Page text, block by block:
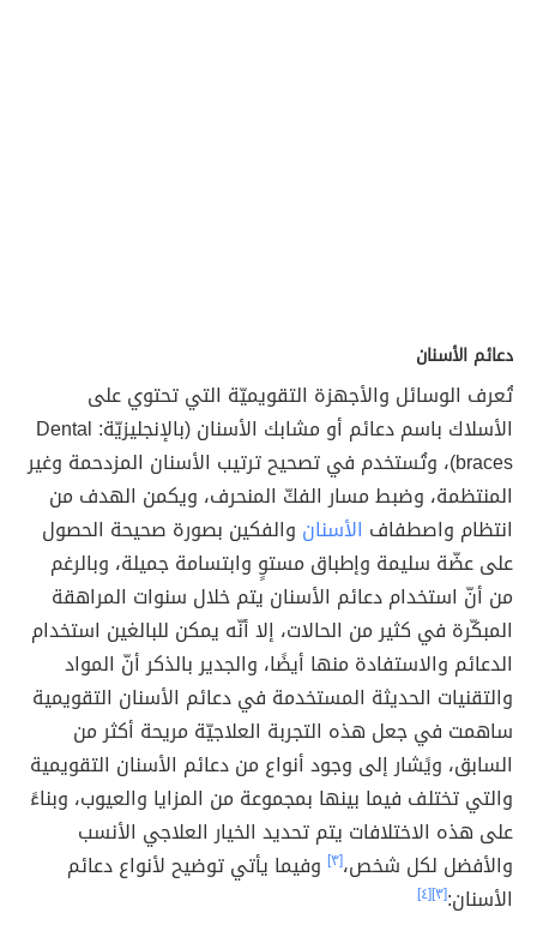
دعائم الأسنان
تُعرف الوسائل والأجهزة التقويميّة التي تحتوي على
الأسلاك باسم دعائم أو مشابك الأسنان (بالإنجليزيّة: Dental
braces)، وتُستخدم في تصحيح ترتيب الأسنان المزدحمة وغير
المنتظمة، وضبط مسار الفكّ المنحرف، ويكمن الهدف من
انتظام واصطفاف الأسنان والفكين بصورة صحيحة الحصول
على عضّة سليمة وإطباق مستوٍ وابتسامة جميلة، وبالرغم
من أنّ استخدام دعائم الأسنان يتم خلال سنوات المراهقة
المبكّرة في كثير من الحالات، إلا أنّه يمكن للبالغين استخدام
الدعائم والاستفادة منها أيضًا، والجدير بالذكر أنّ المواد
والتقنيات الحديثة المستخدمة في دعائم الأسنان التقويمية
ساهمت في جعل هذه التجربة العلاجيّة مريحة أكثر من
السابق، ويًشار إلى وجود أنواع من دعائم الأسنان التقويمية
والتي تختلف فيما بينها بمجموعة من المزايا والعيوب، وبناءً
على هذه الاختلافات يتم تحديد الخيار العلاجي الأنسب
والأفضل لكل شخص،[٣]
وفيما يأتي توضيح لأنواع دعائم
الأسنان:[٣] [٤]